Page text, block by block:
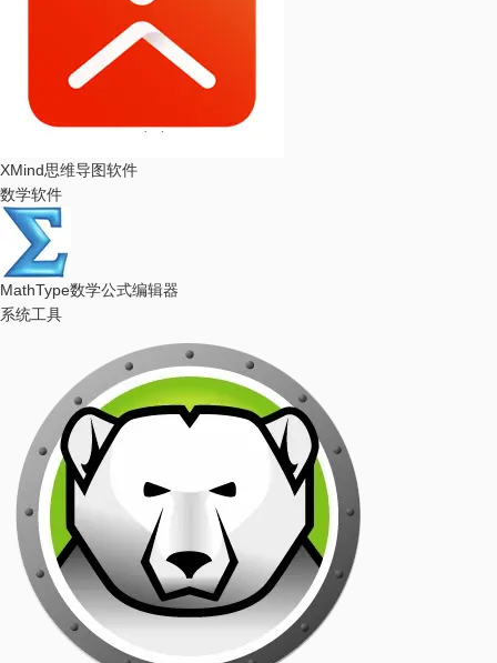
XMind思维导图软件
数学软件
MathType数学公式编辑器
系统工具